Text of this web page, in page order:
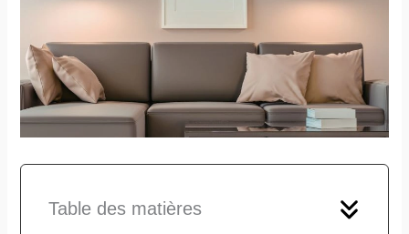
Table des matières